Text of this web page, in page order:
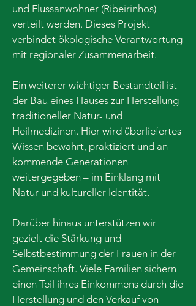
und Flussanwohner (Ribeirinhos)
verteilt werden. Dieses Projekt
verbindet ökologische Verantwortung
mit regionaler Zusammenarbeit.
Ein weiterer wichtiger Bestandteil ist
der Bau eines Hauses zur Herstellung
traditioneller Natur- und
Heilmedizinen. Hier wird überliefertes
Wissen bewahrt, praktiziert und an
kommende Generationen
weitergegeben – im Einklang mit
Natur und kultureller Identität.
Darüber hinaus unterstützen wir
gezielt die Stärkung und
Selbstbestimmung der Frauen in der
Gemeinschaft. Viele Familien sichern
einen Teil ihres Einkommens durch die
Herstellung und den Verkauf von